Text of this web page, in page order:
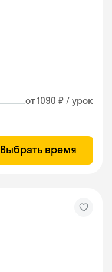
от 1090 ₽ / урок
Выбрать время